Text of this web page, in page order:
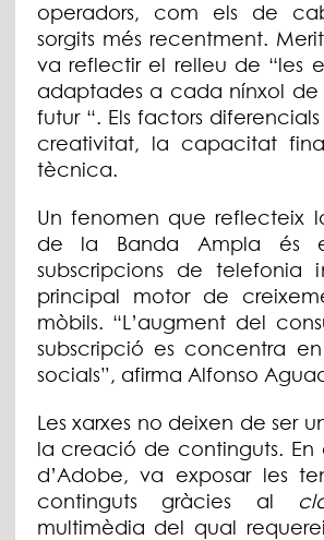
operadors, com els de
sorgits més recentment.
va reflectir el relleu de “les
adaptades a cada nínxol
futur “. Els factors
creativitat, la capacitat
tècnica.
Un fenomen que reflecteix
de la Banda Ampla és
subscripcions de telefonia
principal motor de
mòbils. “L’augment del
subscripció es concentra
socials”, afirma Alfonso
Les xarxes no deixen de ser
la creació de continguts. En
d’Adobe, va exposar les
continguts gràcies al
multimèdia del qual